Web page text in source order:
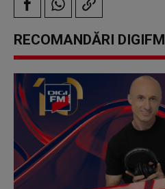
RECOMANDĂRI DIGIFM